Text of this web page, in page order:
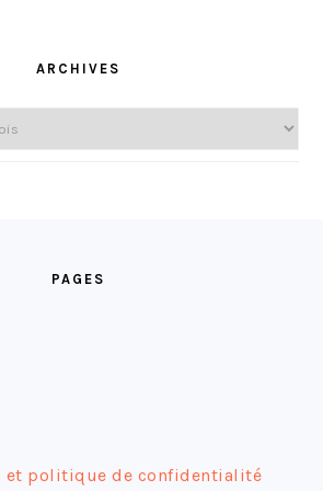
ARCHIVES
PAGES
et politique de confidentialité